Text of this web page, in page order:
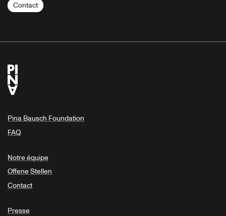
Contact
Pina Bausch Foundation
FAQ
Notre équipe
Offene Stellen
Contact
Presse